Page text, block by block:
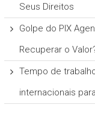
Seus Direitos
Golpe do PIX
Recuperar o
Tempo de
internacionais